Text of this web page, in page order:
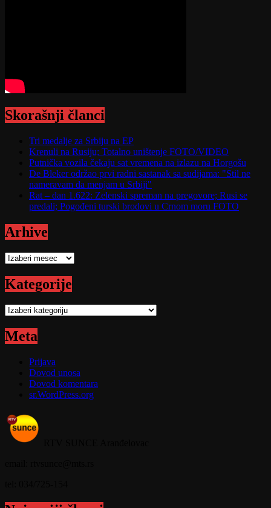
Skorašnji članci
Tri medalje za Srbiju na EP
Krenuli na Rusiju; Totalno uništenje FOTO/VIDEO
Putnička vozila čekaju sat vremena na izlazu na Horgošu
De Bleker održao prvi radni sastanak sa sudijama: "Stil ne
nameravam da menjam u Srbiji"
Rat – dan 1.622: Zelenski spreman na pregovore; Rusi se
predali; Pogođeni turski brodovi u Crnom moru FOTO
Arhive
Arhive
Kategorije
Kategorije
Meta
Prijava
Dovod unosa
Dovod komentara
sr.WordPress.org